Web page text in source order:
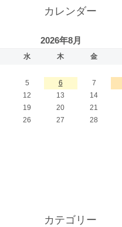
カレンダー
2026年8月
水 木 金
5 6 7
12 13 14
19 20 21
26 27 28
カテゴリー